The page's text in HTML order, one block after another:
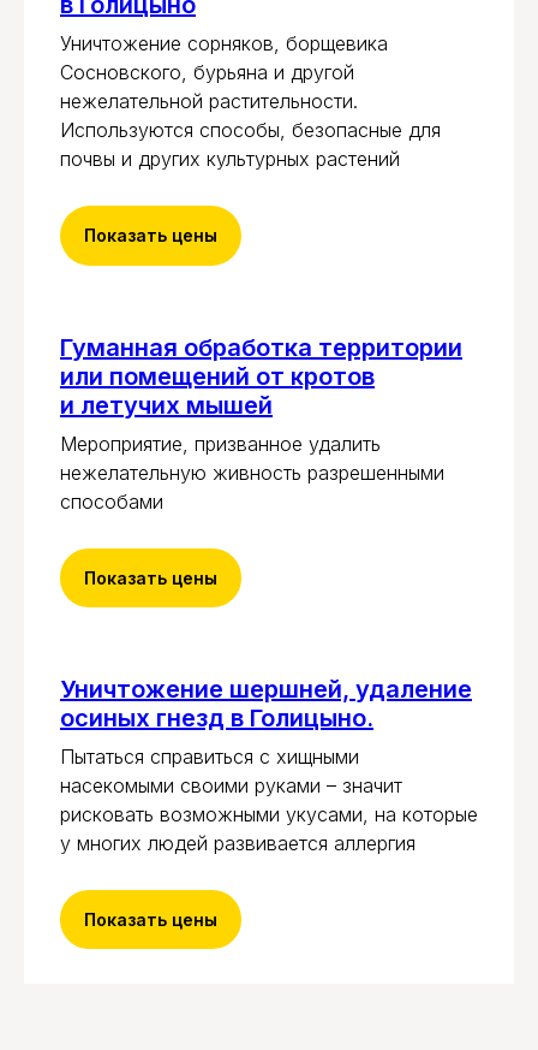
Уничтожение сорняков, борщевика
Сосновского, бурьяна и другой
нежелательной растительности.
Используются способы, безопасные для
почвы и других культурных растений
Показать цены
Гуманная обработка территории
или помещений от кротов
и летучих мышей
Мероприятие, призванное удалить
нежелательную живность разрешенными
способами
Показать цены
Уничтожение шершней, удаление
осиных гнезд в Голицыно.
Пытаться справиться с хищными
насекомыми своими руками – значит
рисковать возможными укусами, на которые
у многих людей развивается аллергия
Показать цены